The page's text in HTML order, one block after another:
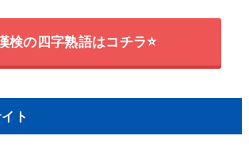
検の四字熟語はコチラ⭐
ト